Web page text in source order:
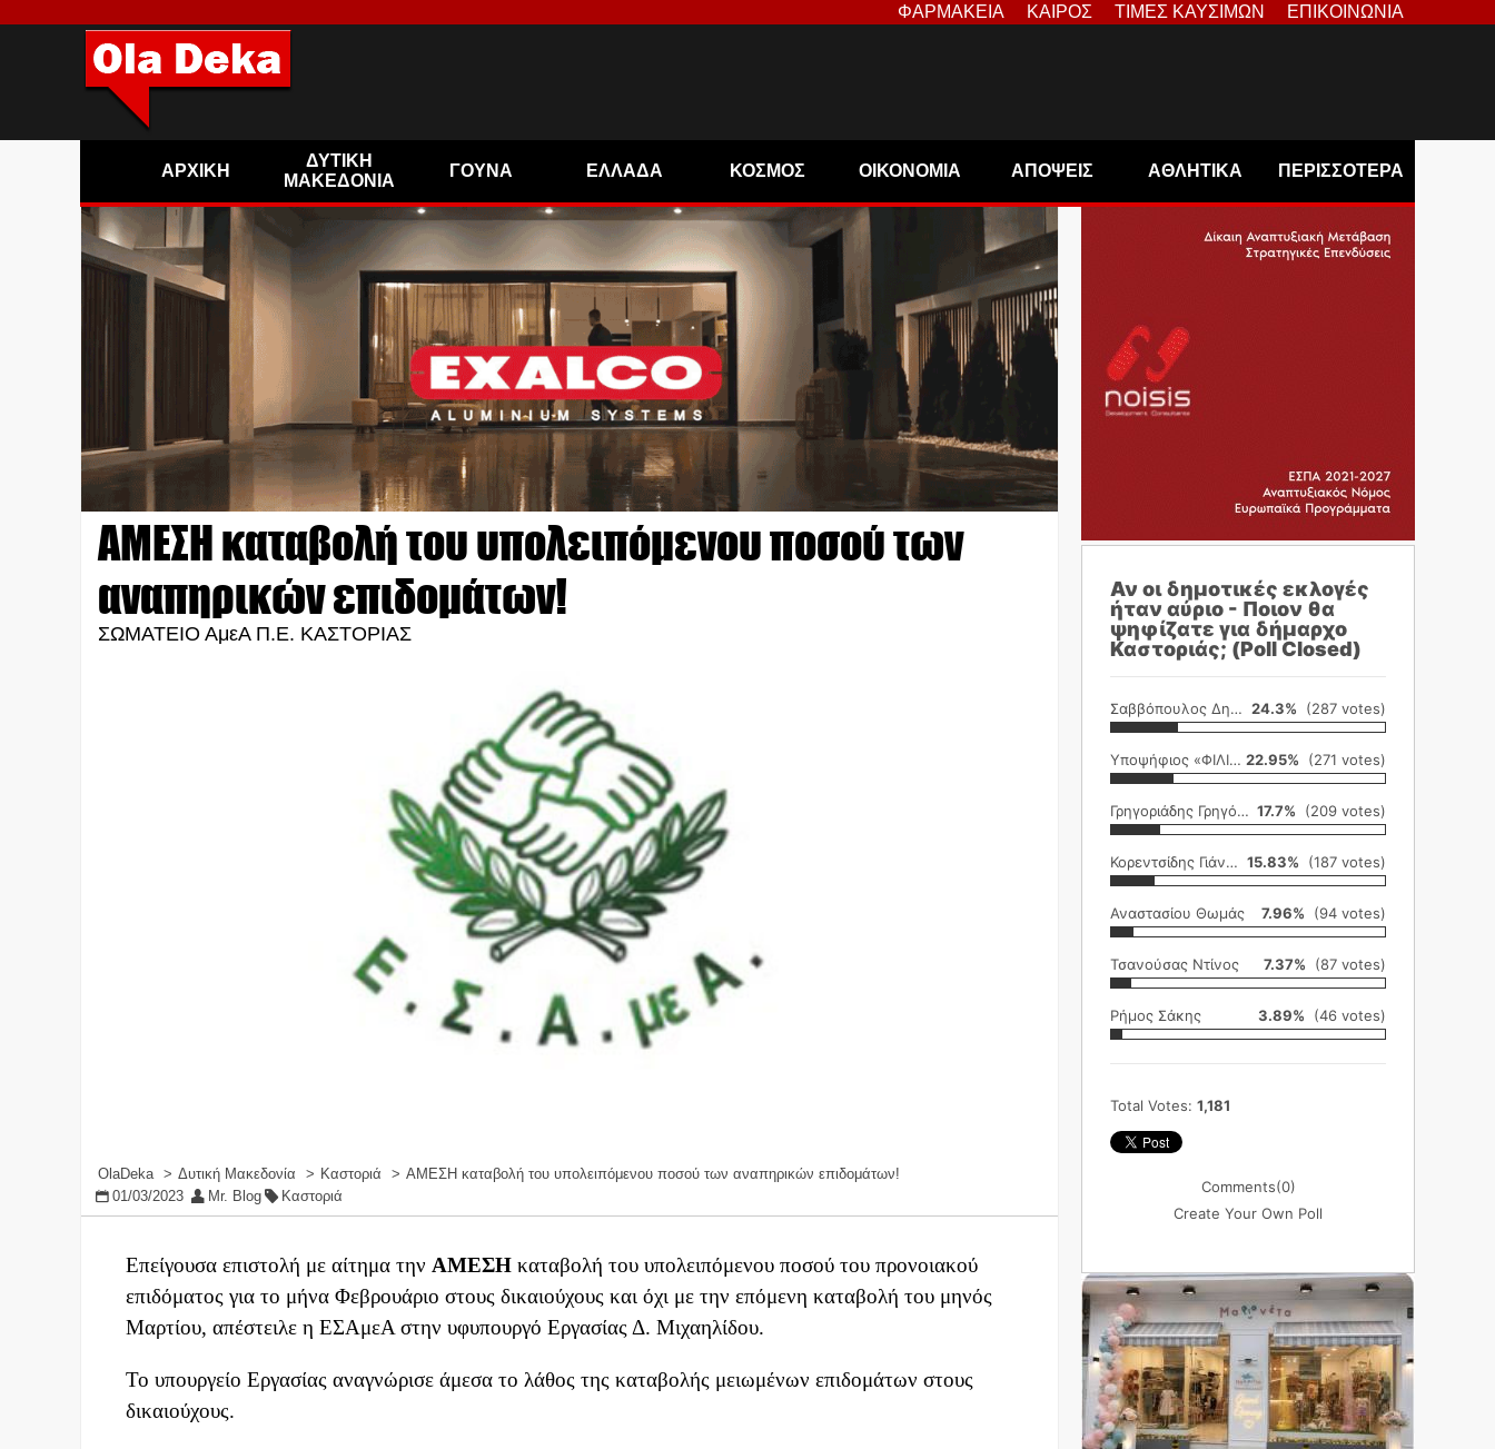
ΦΑΡΜΑΚΕΙΑ ΚΑΙΡΟΣ ΤΙΜΕΣ ΚΑΥΣΙΜΩΝ ΕΠΙΚΟΙΝΩΝΙΑ
ΑΡΧΙΚΗ
ΔΥΤΙΚΗ
ΜΑΚΕΔΟΝΙΑ
ΓΟΥΝΑ ΕΛΛΑΔΑ ΚΟΣΜΟΣ ΟΙΚΟΝΟΜΙΑ ΑΠΟΨΕΙΣ ΑΘΛΗΤΙΚΑ ΠΕΡΙΣΣΟΤΕΡΑ
ΑΜΕΣΗ καταβολή του υπολειπόμενου ποσού των
αναπηρικών επιδομάτων!
ΣΩΜΑΤΕΙΟ ΑμεΑ Π.Ε. ΚΑΣΤΟΡΙΑΣ
OlaDeka Δυτική Μακεδονία Καστοριά
ΑΜΕΣΗ καταβολή του υπολειπόμενου ποσού των αναπηρικών επιδομάτων!
01/03/2023
Mr. Blog Καστοριά
Επείγουσα επιστολή με αίτημα την ΑΜΕΣΗ καταβολή του υπολειπόμενου ποσού του προνοιακού
επιδόματος για το μήνα Φεβρουάριο στους δικαιούχους και όχι με την επόμενη καταβολή του μηνός
Μαρτίου, απέστειλε η ΕΣΑμεΑ στην υφυπουργό Εργασίας Δ. Μιχαηλίδου.
Το υπουργείο Εργασίας αναγνώρισε άμεσα το λάθος της καταβολής μειωμένων επιδομάτων στους
δικαιούχους.
Αν οι δημοτικές εκλογές
ήταν αύριο - Ποιον θα
ψηφίζατε για δήμαρχο
Καστοριάς; (Poll Closed)
Σαββόπουλος Δημήτρης 24.3% (287 votes)
Υποψήφιος «ΦΙΛΙΚΗ ΕΤΑΙΡΕΙΑ» 22.95% (271 votes)
Γρηγοριάδης Γρηγόρης 17.7% (209 votes)
Κορεντσίδης Γιάννης 15.83% (187 votes)
Αναστασίου Θωμάς 7.96% (94 votes)
Τσανούσας Ντίνος 7.37% (87 votes)
Ρήμος Σάκης 3.89% (46 votes)
Total Votes: 1,181
Comments(0)
Create Your Own Poll